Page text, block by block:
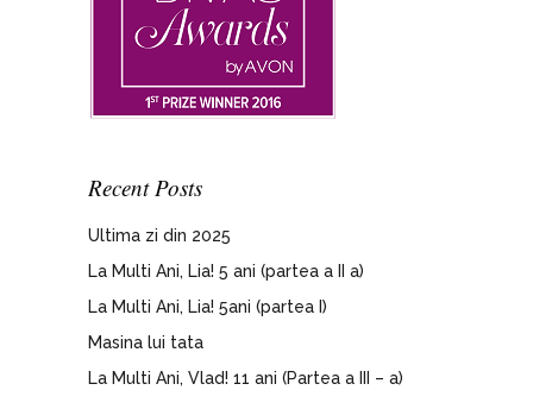
Recent Posts
Ultima zi din 2025
La Multi Ani, Lia! 5 ani (partea a II a)
La Multi Ani, Lia! 5ani (partea I)
Masina lui tata
La Multi Ani, Vlad! 11 ani (Partea a III – a)